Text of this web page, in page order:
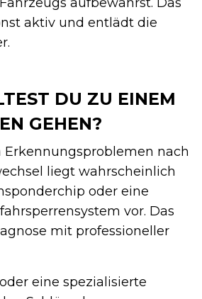
aktiv und entlädt die
DU ZU EINEM
GEHEN?
Erkennungsproblemen nach
liegt wahrscheinlich
oder eine
vor. Das
mit professioneller
eine spezialisierte